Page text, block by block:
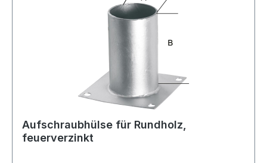
Aufschraubhülse für Rundholz,
feuerverzinkt